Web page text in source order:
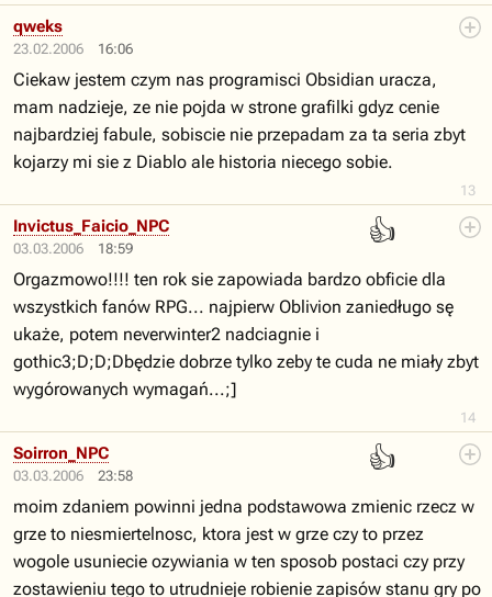
23.02.2006 16:06
13
qweks
Ciekaw jestem czym nas programisci Obsidian uracza,
mam nadzieje, ze nie pojda w strone grafilki gdyz cenie
najbardziej fabule, sobiscie nie przepadam za ta seria zbyt
kojarzy mi sie z Diablo ale historia niecego sobie.
03.03.2006 18:59
👍
14
Invictus_Faicio_NPC
Orgazmowo!!!! ten rok sie zapowiada bardzo obficie dla
wszystkich fanów RPG... najpierw Oblivion zaniedługo sę
ukaże, potem neverwinter2 nadciagnie i
gothic3;D;D;Dbędzie dobrze tylko zeby te cuda ne miały zbyt
wygórowanych wymagań...;]
03.03.2006 23:58
👍
Soirron_NPC
moim zdaniem powinni jedna podstawowa zmienic rzecz w
grze to niesmiertelnosc, ktora jest w grze czy to przez
wogole usuniecie ozywiania w ten sposob postaci czy przy
zostawieniu tego to utrudnieje robienie zapisów stanu gry po